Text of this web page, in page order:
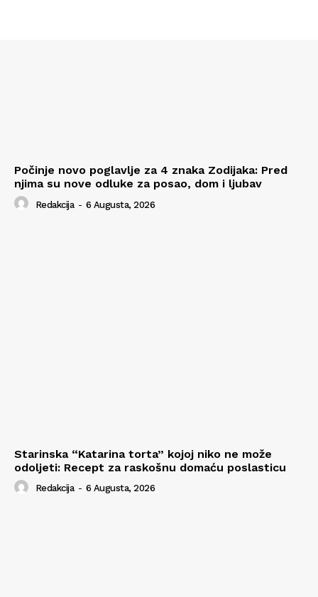
Počinje novo poglavlje za 4 znaka Zodijaka: Pred
njima su nove odluke za posao, dom i ljubav
Redakcija - 6 Augusta, 2026
Starinska “Katarina torta” kojoj niko ne može
odoljeti: Recept za raskošnu domaću poslasticu
Redakcija - 6 Augusta, 2026